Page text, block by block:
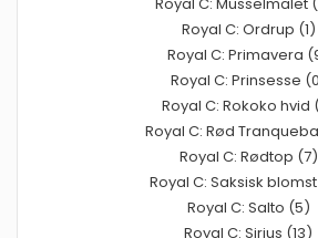
Royal C: Ordrup (1)
Royal C: Primavera
Royal C: Prinsesse
Royal C: Rokoko hvid
Royal C: Rød
Royal C: Rødtop (7)
Royal C: Saksisk
Royal C: Salto (5)
Royal C: Sirius (13)